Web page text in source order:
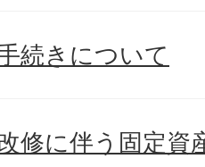
続きについて
修に伴う固定資